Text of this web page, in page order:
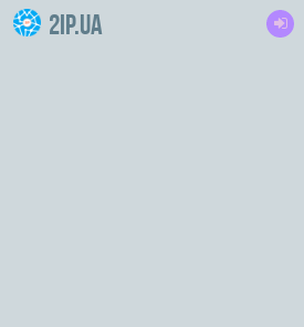
2IP.ua